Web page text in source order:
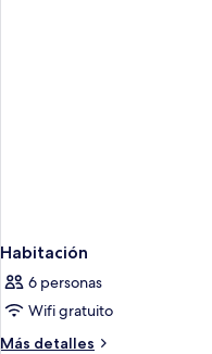
Habitación
6 personas
Wifi gratuito
Más detalles
Más